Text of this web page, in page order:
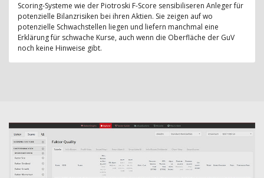
Scoring-Systeme wie der Piotroski F-Score sensibiliseren Anleger für
potenzielle Bilanzrisiken bei ihren Aktien. Sie zeigen auf wo
potenzielle Schwachstellen liegen und liefern manchmal eine
Erklärung für schwache Kurse, auch wenn die Oberfläche der GuV
noch keine Hinweise gibt.